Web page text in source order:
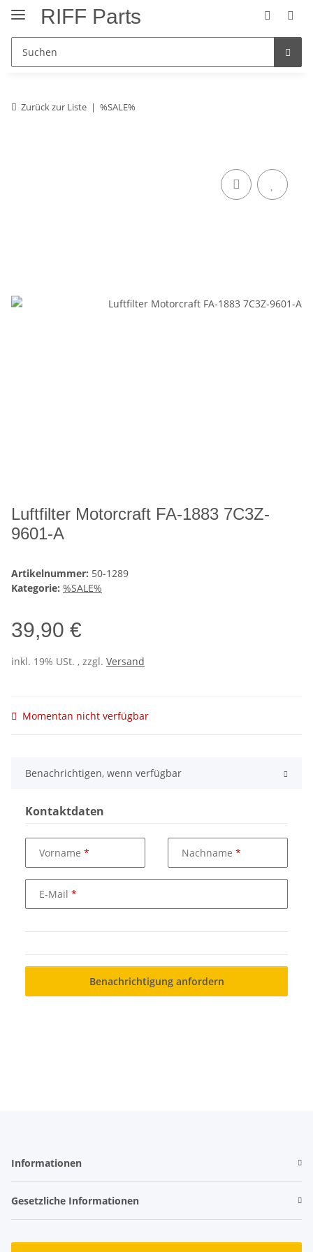
RIFF Parts
Zurück zur Liste %SALE%
Luftfilter Motorcraft FA-1883 7C3Z-
9601-A
Artikelnummer: 50-1289
Kategorie: %SALE%
39,90 €
inkl. 19% USt. , zzgl. Versand
Momentan nicht verfügbar
Benachrichtigen, wenn verfügbar
Kontaktdaten
Vorname Nachname
E-Mail
Benachrichtigung anfordern
Informationen
Gesetzliche Informationen